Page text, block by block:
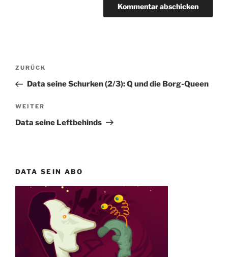
Beitragsnavigation
Vorheriger
Beitrag
ZURÜCK
Data seine Schurken (2/3): Q und die Borg-Queen
Nächster
Beitrag
WEITER
Data seine Leftbehinds
DATA SEIN ABO